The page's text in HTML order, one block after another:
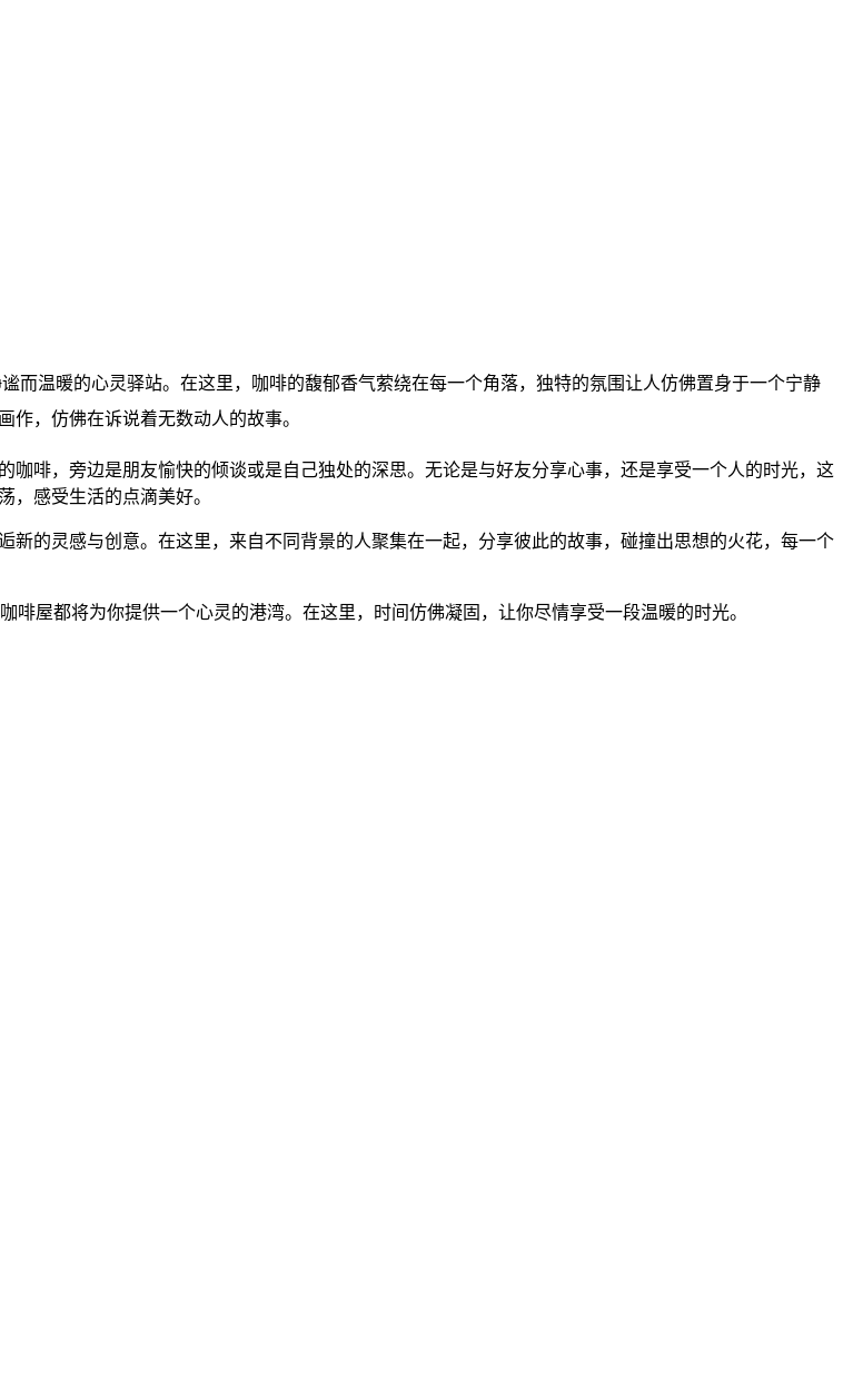
而温暖的心灵驿站。在这里，咖啡的馥郁香气萦绕在每一个角落，独特的氛围让人仿佛置身于一个宁静
，仿佛在诉说着无数动人的故事。
啡，旁边是朋友愉快的倾谈或是自己独处的深思。无论是与好友分享心事，还是享受一个人的时光，这
，感受生活的点滴美好。
的灵感与创意。在这里，来自不同背景的人聚集在一起，分享彼此的故事，碰撞出思想的火花，每一个
屋都将为你提供一个心灵的港湾。在这里，时间仿佛凝固，让你尽情享受一段温暖的时光。